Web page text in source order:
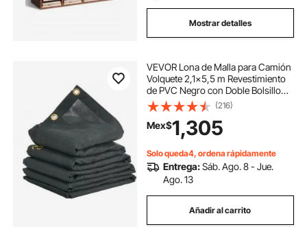
Mostrar detalles
VEVOR Lona de Malla para Camión
Volquete 2,1x5,5 m Revestimiento
de PVC Negro con Doble Bolsillo
Ojales de Latón, Correa Reforzada
con Doble Costura para Sistema de
Camión Volquete Manual o
Eléctrico
(216)
Mex$1,305
Solo queda4, ordena rápidamente
Entrega:Sáb. Ago. 8 - Jue.
Ago. 13
Añadir al carrito